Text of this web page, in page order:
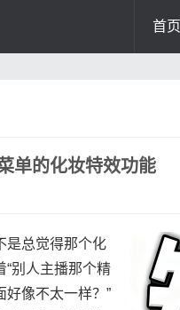
首页
单的化妆特效功能
是总觉得那个化
别人主播那个精
好像不太一样？”